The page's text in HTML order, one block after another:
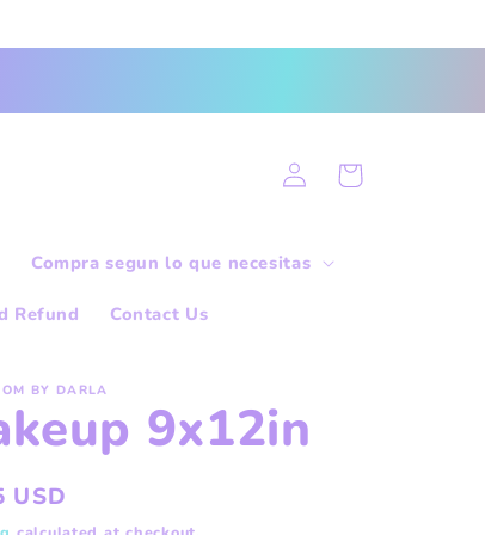
Compra segun lo que necesitas
Refund Contact Us
Log
in
Cart
BY DARLA
9x12in
USD